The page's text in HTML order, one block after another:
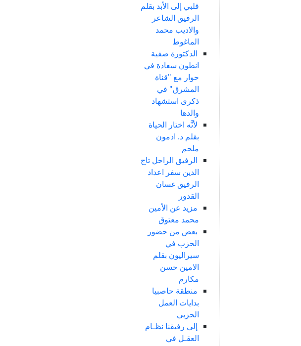
قلبي إلى الأبد بقلم
الرفيق الشاعر
والاديب محمد
الماغوط
الدكتورة صفية
انطون سعادة في
حوار مع "قناة
المشرق" في
ذكرى استشهاد
والدها
لأنَّه اختار الحياة
بقلم د. ادمون
ملحم
الرفيق الراحل تاج
الدين سفر اعداد
الرفيق غسان
القدور
مزيد عن الأمين
محمد معتوق
بعض من حضور
الحزب في
سيراليون بقلم
الامين حسن
مكارم
منطقة حاصبيا
بدايات العمل
الحزبي
إلى رفيقنا نظـام
العقـل في